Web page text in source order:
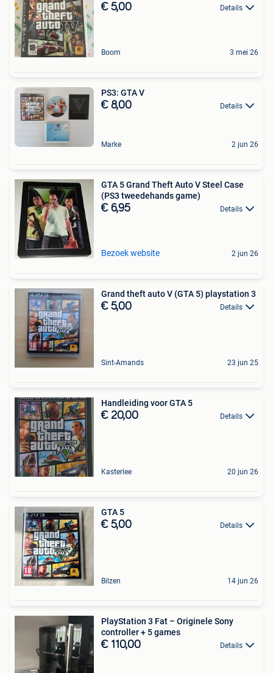
€ 5,00 Details
Boom 3 mei 26
PS3: GTA V
€ 8,00 Details
Marke 2 jun 26
GTA 5 Grand Theft Auto V Steel Case
(PS3 tweedehands game)
€ 6,95 Details
Bezoek website 2 jun 26
Grand theft auto V (GTA 5) playstation 3
€ 5,00 Details
Sint-Amands 23 jun 25
Handleiding voor GTA 5
€ 20,00 Details
Kasterlee 20 jun 26
GTA 5
€ 5,00 Details
Bilzen 14 jun 26
PlayStation 3 Fat – Originele Sony
controller + 5 games
€ 110,00 Details